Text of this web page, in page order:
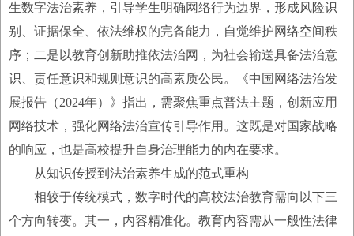
生数字法治素养，引导学生明确网络行为边界，形成风险识
别、证据保全、依法维权的完备能力，自觉维护网络空间秩
序；二是以教育创新助推依法治网，为社会输送具备法治意
识、责任意识和规则意识的高素质公民。《中国网络法治发
展报告（2024年）》指出，需聚焦重点普法主题，创新应用
网络技术，强化网络法治宣传引导作用。这既是对国家战略
的响应，也是高校提升自身治理能力的内在要求。
从知识传授到法治素养生成的范式重构
相较于传统模式，数字时代的高校法治教育需向以下三
个方向转变。其一，内容精准化。教育内容需从一般性法律